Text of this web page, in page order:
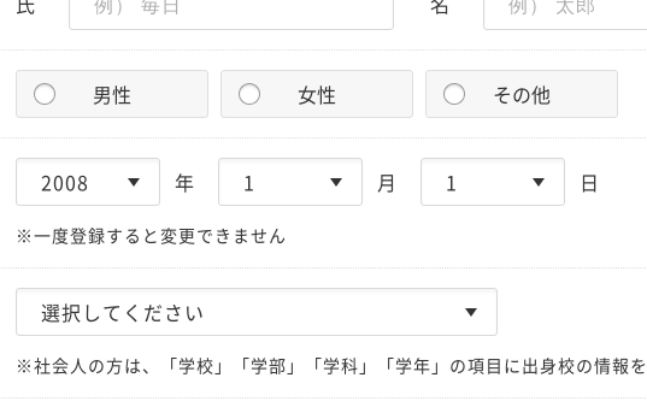
氏 名
男性 女性 その他
年 月 日
※一度登録すると変更できません
※社会人の方は、「学校」「学部」「学科」「学年」の項目に出身校の情報を